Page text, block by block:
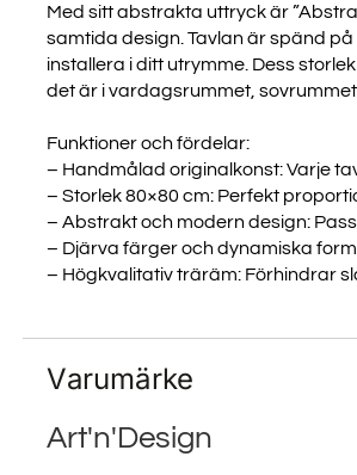
Med sitt abstrakta uttryck är
samtida design. Tavlan är spänd
installera i ditt utrymme. Dess
det är i vardagsrummet, sovrummet
Funktioner och fördelar:
– Handmålad originalkonst: Varje
– Storlek 80×80 cm: Perfekt
– Abstrakt och modern design:
– Djärva färger och dynamiska
– Högkvalitativ träräm: Förhindrar
Varumärke
Art'n'Design